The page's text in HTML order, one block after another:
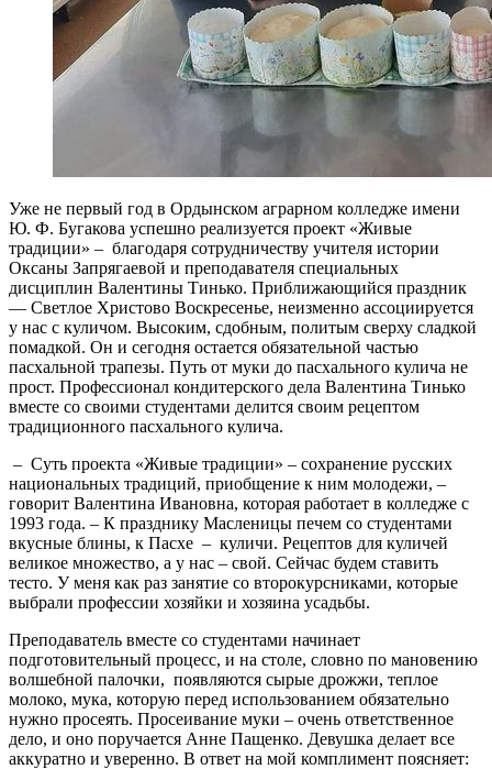
Уже не первый год в Ордынском аграрном колледже имени
Ю. Ф. Бугакова успешно реализуется проект «Живые
традиции» – благодаря сотрудничеству учителя истории
Оксаны Запрягаевой и преподавателя специальных
дисциплин Валентины Тинько. Приближающийся праздник
— Светлое Христово Воскресенье, неизменно ассоциируется
у нас с куличом. Высоким, сдобным, политым сверху сладкой
помадкой. Он и сегодня остается обязательной частью
пасхальной трапезы. Путь от муки до пасхального кулича не
прост. Профессионал кондитерского дела Валентина Тинько
вместе со своими студентами делится своим рецептом
традиционного пасхального кулича.
– Суть проекта «Живые традиции» – сохранение русских
национальных традиций, приобщение к ним молодежи, –
говорит Валентина Ивановна, которая работает в колледже с
1993 года. – К празднику Масленицы печем со студентами
вкусные блины, к Пасхе – куличи. Рецептов для куличей
великое множество, а у нас – свой. Сейчас будем ставить
тесто. У меня как раз занятие со второкурсниками, которые
выбрали профессии хозяйки и хозяина усадьбы.
Преподаватель вместе со студентами начинает
подготовительный процесс, и на столе, словно по мановению
волшебной палочки, появляются сырые дрожжи, теплое
молоко, мука, которую перед использованием обязательно
нужно просеять. Просеивание муки – очень ответственное
дело, и оно поручается Анне Пащенко. Девушка делает все
аккуратно и уверенно. В ответ на мой комплимент поясняет: